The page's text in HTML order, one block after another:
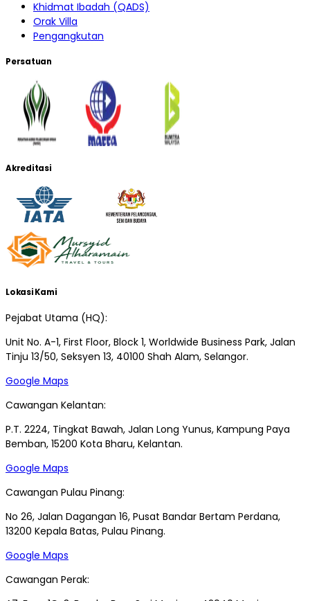
Khidmat Ibadah (QADS)
Orak Villa
Pengangkutan
Persatuan
Akreditasi
Lokasi Kami
Pejabat Utama (HQ):
Unit No. A-1, First Floor, Block 1, Worldwide Business Park, Jalan
Tinju 13/50, Seksyen 13, 40100 Shah Alam, Selangor.
Google Maps
Cawangan Kelantan:
P.T. 2224, Tingkat Bawah, Jalan Long Yunus, Kampung Paya
Bemban, 15200 Kota Bharu, Kelantan.
Google Maps
Cawangan Pulau Pinang:
No 26, Jalan Dagangan 16, Pusat Bandar Bertam Perdana,
13200 Kepala Batas, Pulau Pinang.
Google Maps
Cawangan Perak: